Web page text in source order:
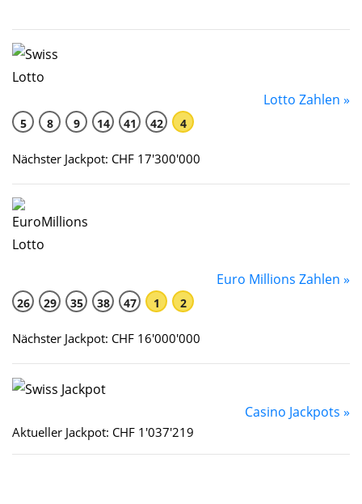
Lotto Zahlen »
5 8 9 14 41 42 4
Nächster Jackpot: CHF 17'300'000
Euro Millions Zahlen »
26 29 35 38 47 1 2
Nächster Jackpot: CHF 16'000'000
Casino Jackpots »
Aktueller Jackpot: CHF 1'037'219